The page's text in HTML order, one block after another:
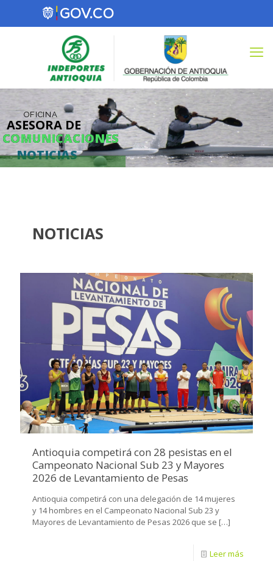
OFICINA
COMUNICACIONES
NOTICIAS
ASESORA DE
COMUNICACIONES
NOTICIAS
Antioquia competirá con 28 pesistas en el
Campeonato Nacional Sub 23 y Mayores
2026 de Levantamiento de Pesas
Antioquia competirá con una delegación de 14 mujeres
y 14 hombres en el Campeonato Nacional Sub 23 y
Mayores de Levantamiento de Pesas 2026 que se […]
Leer más